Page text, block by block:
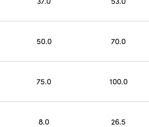
50.0 70.0
75.0 100.0
8.0 26.5